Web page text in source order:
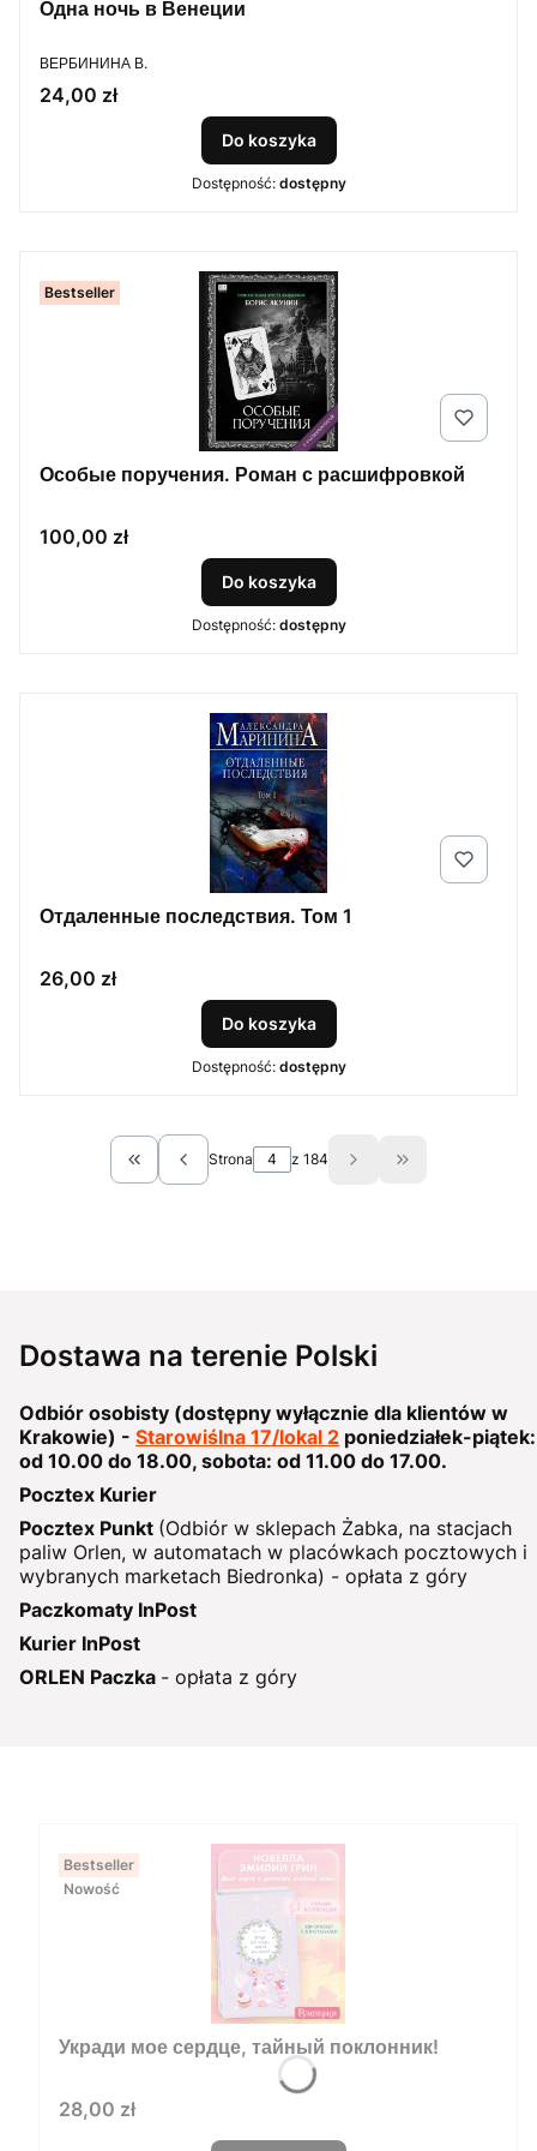
Одна ночь в Венеции
PRODUCENT
ВЕРБИНИНА В.
Cena
24,00 zł
Do koszyka
Dostępność: dostępny
Bestseller
Особые поручения. Роман с расшифровкой
Cena
100,00 zł
Do koszyka
Dostępność: dostępny
Отдаленные последствия. Том 1
Cena
26,00 zł
Do koszyka
Dostępność: dostępny
Wróć do pierwszej strony z produktami
Strona z 184 Przejdź do
Dostawa na terenie Polski
Odbiór osobisty (dostępny wyłącznie dla klientów w
Krakowie) - Starowiślna 17/lokal 2 poniedziałek-piątek:
od 10.00 do 18.00, sobota: od 11.00 do 17.00.
Pocztex Kurier
Pocztex Punkt (Odbiór w sklepach Żabka, na stacjach
paliw Orlen, w automatach w placówkach pocztowych i
wybranych marketach Biedronka) - opłata z góry
Paczkomaty InPost
Kurier InPost
ORLEN Paczka - opłata z góry
Bestseller
Nowość
Укради мое сердце, тайный поклонник!
Cena
28,00 zł